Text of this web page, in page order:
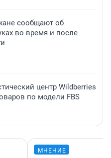
сообщают об
во время и после
центр Wildberries
по модели FBS
МНЕНИЕ